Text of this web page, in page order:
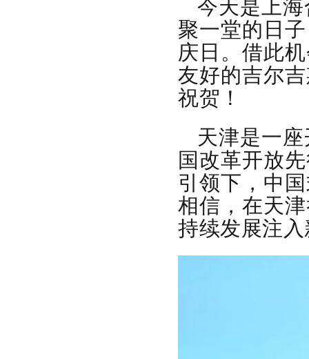
今天是上
聚一堂的日
庆日。借此
友好的吉尔
祝贺！
天津是一
国改革开放
引领下，中
相信，在天
持续发展注